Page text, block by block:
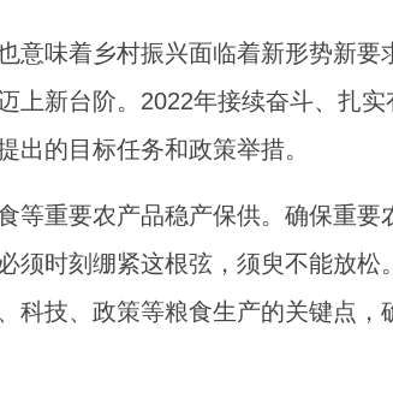
意味着乡村振兴面临着新形势新
上新台阶。2022年接续奋斗、扎
出的目标任务和政策举措。
等重要农产品稳产保供。确保重
须时刻绷紧这根弦，须臾不能放松
科技、政策等粮食生产的关键点